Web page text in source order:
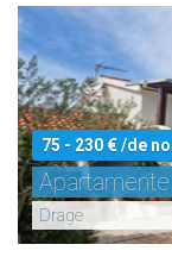
75 - 230 € /de
Drage